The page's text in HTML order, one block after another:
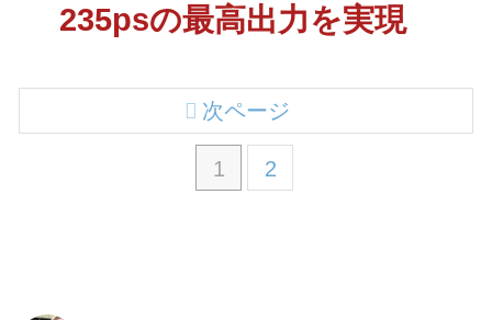
235psの最高出力を実現
1 2
次ページ